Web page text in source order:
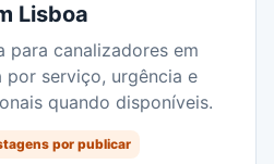
Lisboa
para canalizadores em
por serviço, urgência e
quando disponíveis.
por publicar